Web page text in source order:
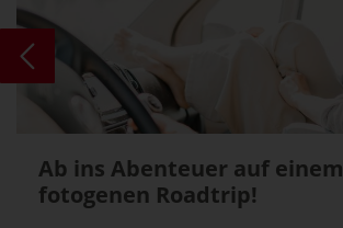
Ab ins Abenteuer auf einem
fotogenen Roadtrip!